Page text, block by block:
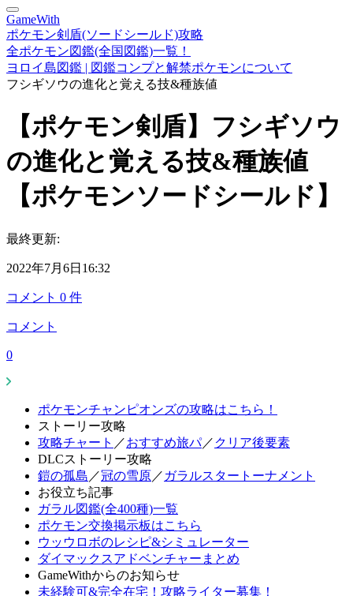
GameWith
ポケモン剣盾(ソードシールド)攻略
全ポケモン図鑑(全国図鑑)一覧！
ヨロイ島図鑑 | 図鑑コンプと解禁ポケモンについて
フシギソウの進化と覚える技&種族値
【ポケモン剣盾】フシギソウ
の進化と覚える技&種族値
【ポケモンソードシールド】
最終更新:
2022年7月6日16:32
コメント 0 件
コメント
0
ポケモンチャンピオンズの攻略はこちら！
ストーリー攻略
攻略チャート ／おすすめ旅パ／ クリア後要素
DLCストーリー攻略
鎧の孤島 ／冠の雪原／ ガラルスタートーナメント
お役立ち記事
ガラル図鑑(全400種)一覧
ポケモン交換掲示板はこちら
ウッウロボのレシピ&シミュレーター
ダイマックスアドベンチャーまとめ
GameWithからのお知らせ
未経験可&完全在宅！攻略ライター募集！